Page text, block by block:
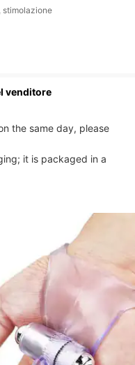
stimolazione
venditore
the same day, please
it is packaged in a